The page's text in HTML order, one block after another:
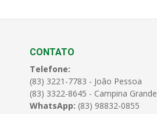
CONTATO
Telefone:
(83) 3221-7783 - João Pessoa
(83) 3322-8645 - Campina Grande
WhatsApp: (83) 98832-0855